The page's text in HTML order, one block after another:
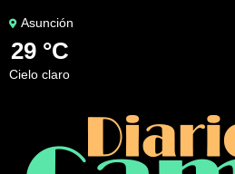
Asunción
29 °C
cielo claro